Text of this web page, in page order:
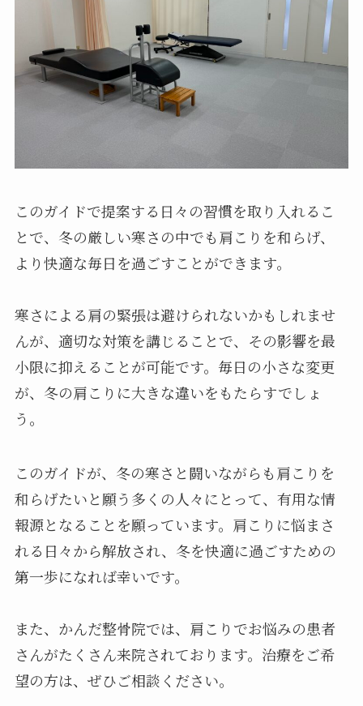
このガイドで提案する日々の習慣を取り入れるこ
とで、冬の厳しい寒さの中でも肩こりを和らげ、
より快適な毎日を過ごすことができます。
寒さによる肩の緊張は避けられないかもしれませ
んが、適切な対策を講じることで、その影響を最
小限に抑えることが可能です。毎日の小さな変更
が、冬の肩こりに大きな違いをもたらすでしょ
う。
このガイドが、冬の寒さと闘いながらも肩こりを
和らげたいと願う多くの人々にとって、有用な情
報源となることを願っています。肩こりに悩まさ
れる日々から解放され、冬を快適に過ごすための
第一歩になれば幸いです。
また、かんだ整骨院では、肩こりでお悩みの患者
さんがたくさん来院されております。治療をご希
望の方は、ぜひご相談ください。